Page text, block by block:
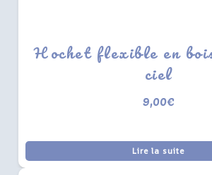
Hochet flexible en
ciel
9,00€
Lire la suite